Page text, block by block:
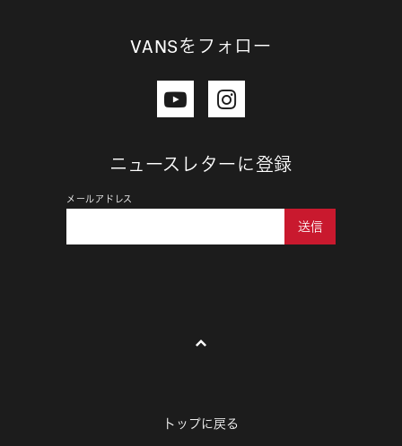
VANSをフォロー
ニュースレターに登録
メールアドレス
送信
トップに戻る